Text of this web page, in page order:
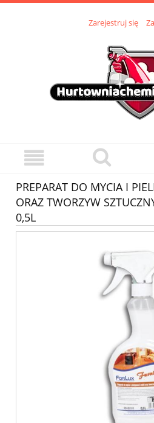
Zarejestruj się
PREPARAT DO MYCIA I
ORAZ TWORZYW
0,5L